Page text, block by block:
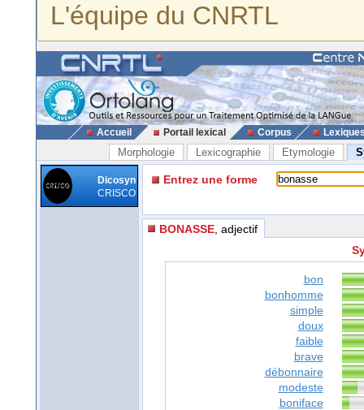
L'équipe du CNRTL
Accueil Portail lexical Corpus
Morphologie Lexicographie Etymologie
Dicosyn
CRISCO
Entrez une forme
BONASSE , adjectif
bon
bonhomme
simple
doux
faible
brave
débonnaire
modeste
boniface